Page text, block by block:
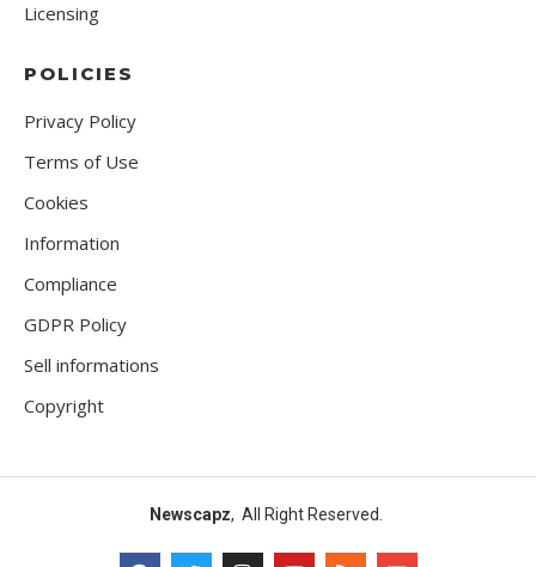
Licensing
POLICIES
Privacy Policy
Terms of Use
Cookies
Information
Compliance
GDPR Policy
Sell informations
Copyright
Newscapz, All Right Reserved.